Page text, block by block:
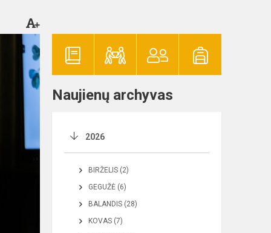
Naujienų archyvas
2026
BIRŽELIS (2)
GEGUŽĖ (6)
BALANDIS (28)
KOVAS (7)